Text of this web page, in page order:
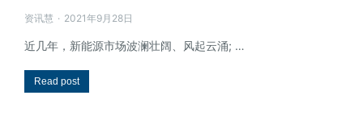
资讯慧 2021年9月28日
近几年，新能源市场波澜壮阔、风起云涌; …
Read post